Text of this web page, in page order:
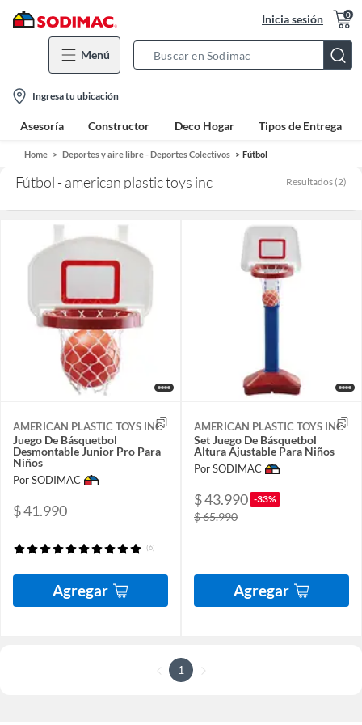
Inicia sesión 0
Menú
Bar
location-
icon
Ingresa tu ubicación
Asesoría Constructor Deco Hogar Tipos de Entrega
Home Deportes y aire libre - Deportes Colectivos Fútbol
Fútbol - american plastic toys inc Resultados (2)
AMERICAN PLASTIC TOYS INC
Juego De Básquetbol
Desmontable Junior Pro Para
Niños
Por SODIMAC
$ 41.990
(6)
Agregar
AMERICAN PLASTIC TOYS INC
Set Juego De Básquetbol
Altura Ajustable Para Niños
Por SODIMAC
$ 43.990 -33%
$ 65.990
Agregar
1